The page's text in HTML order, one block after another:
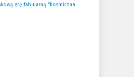
grę fabularną “Kosmiczna